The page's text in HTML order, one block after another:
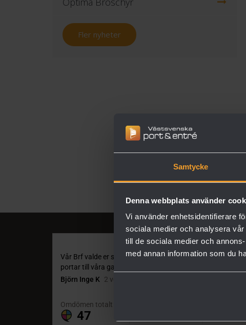
Samtycke
Denna webbplats använder
Vi använder enhetsidentifierare
sociala medier och analysera
till de sociala medier och
med annan information som du
Fler nyheter